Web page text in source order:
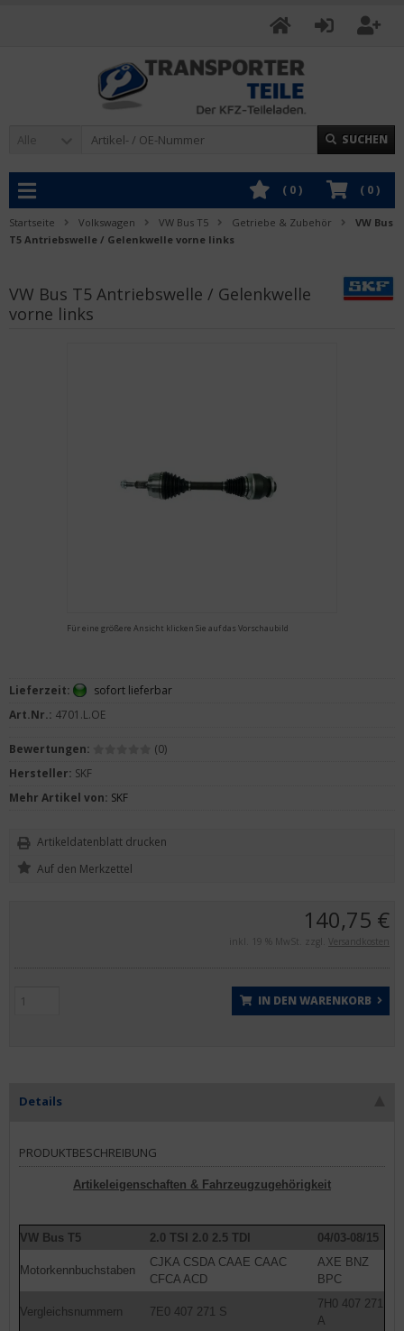
Alle SUCHEN
( 0)
( 0)
Startseite Volkswagen VW Bus T5 Getriebe & Zubehör
VW Bus
T5 Antriebswelle / Gelenkwelle vorne links
VW Bus T5 Antriebswelle / Gelenkwelle
vorne links
Für eine größere Ansicht klicken Sie auf das Vorschaubild
140,75 €
inkl. 19 % MwSt. zzgl. Versandkosten
IN DEN WARENKORB
Lieferzeit:
sofort lieferbar
Art.Nr.: 4701.L.OE
Bewertungen:
(0)
Hersteller: SKF
Mehr Artikel von: SKF
Artikeldatenblatt drucken
Details
PRODUKTBESCHREIBUNG
Artikeleigenschaften & Fahrzeugzugehörigkeit
VW Bus T5 2.0 TSI 2.0 2.5 TDI 04/03-08/15
Motorkennbuchstaben
CJKA CSDA CAAE CAAC
CFCA ACD
AXE BNZ
BPC
Vergleichsnummern 7E0 407 271 S
7H0 407 271
A